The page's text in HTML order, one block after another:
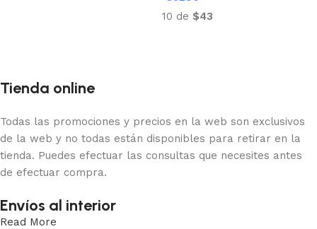
10 de $43
Tienda online
Todas las promociones y precios en la web son exclusivos
de la web y no todas están disponibles para retirar en la
tienda. Puedes efectuar las consultas que necesites antes
de efectuar compra.
Envíos al interior
Read More